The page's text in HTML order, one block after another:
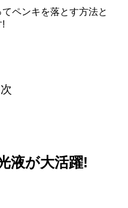
ペンキを落とす方法と
!
液が大活躍!